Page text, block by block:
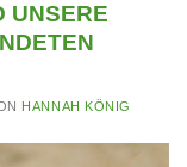
UNSERE
HANNAH KÖNIG